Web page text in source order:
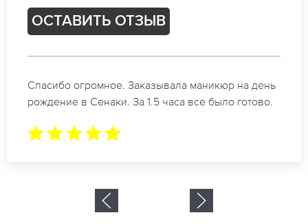
ОСТАВИТЬ ОТЗЫВ
Идеальные специалисты своего дела по
маникюру в Сенаки. Замечательный результат.